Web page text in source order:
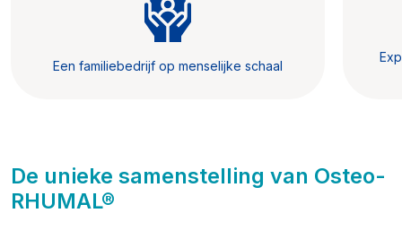
Een familiebedrijf op menselijke schaal
De unieke samenstelling van Osteo-
RHUMAL®